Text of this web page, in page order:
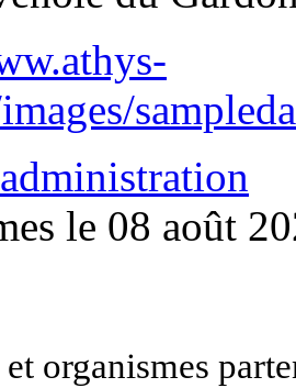
le 08 août
et organismes